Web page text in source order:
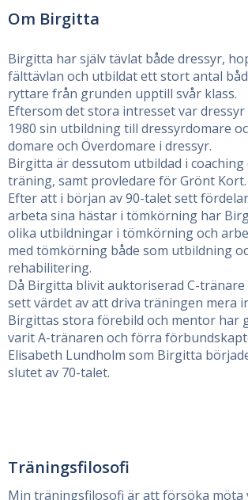
Om Birgitta
Birgitta har själv tävlat både dressyr,
fälttävlan och utbildat ett stort antal
ryttare från grunden upptill svår klass.
Eftersom det stora intresset var
1980 sin utbildning till dressyrdomare
domare och Överdomare i dressyr.
Birgitta är dessutom utbildad i coaching
träning, samt provledare för Grönt Kort.
Efter att i början av 90-talet sett
arbeta sina hästar i tömkörning har
olika utbildningar i tömkörning och
med tömkörning både som utbildning
rehabilitering.
Då Birgitta blivit auktoriserad C-tränare
sett värdet av att driva träningen mera
Birgittas stora förebild och mentor har
varit A-tränaren och förra
Elisabeth Lundholm som Birgitta
slutet av 70-talet.
Träningsfilosofi
Min träningsfilosofi är att försöka möta